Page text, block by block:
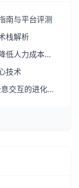
南与平台评测
栈解析
低人力成本
技术
交互的进化之